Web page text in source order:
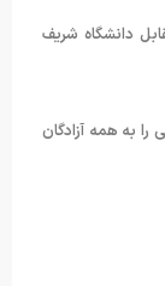
مقابل دانشگاه شریف
به همه آزادگان